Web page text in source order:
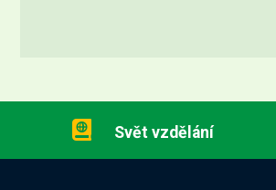
Svět vzdělání